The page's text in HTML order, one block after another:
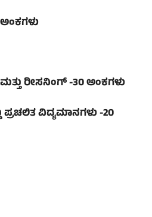
ಅಂಕಗಳು
ರೀಸನಿಂಗ್ -30 ಅಂಕಗಳು
ಪ್ರಚಲಿತ ವಿದ್ಯಮಾನಗಳು -20